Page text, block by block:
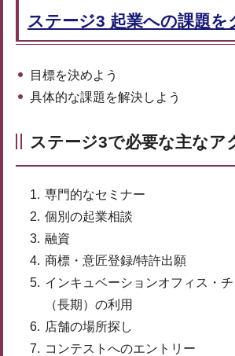
ステージ3 起業への課題を
目標を決めよう
具体的な課題を解決しよう
ステージ3で必要な主なア
専門的なセミナー
個別の起業相談
融資
商標・意匠登録/特許出願
インキュベーションオフィス・
（長期）の利用
店舗の場所探し
コンテストへのエントリー